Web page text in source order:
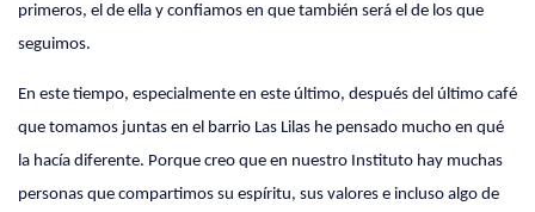
primeros, el de ella y confiamos en que también será el de los que
seguimos.
En este tiempo, especialmente en este último, después del último café
que tomamos juntas en el barrio Las Lilas he pensado mucho en qué
la hacía diferente. Porque creo que en nuestro Instituto hay muchas
personas que compartimos su espíritu, sus valores e incluso algo de